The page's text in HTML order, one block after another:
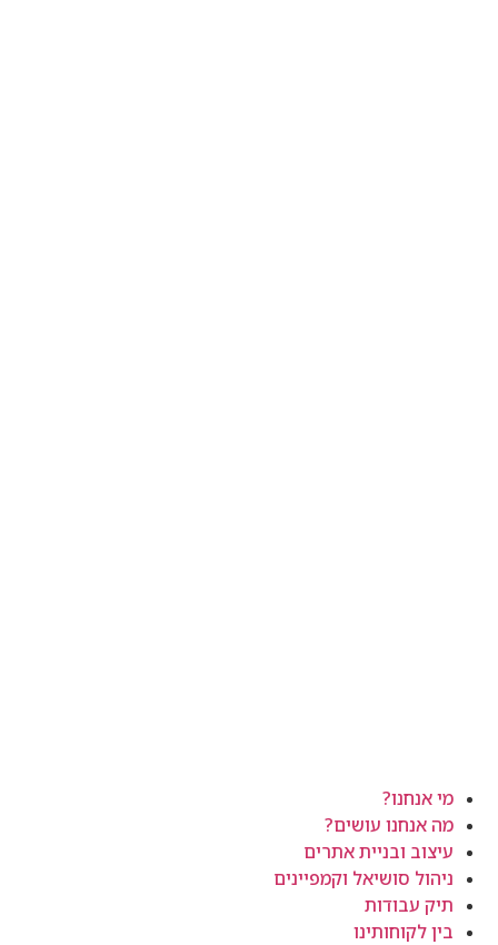
מי אנחנו?
מה אנחנו עושים?
עיצוב ובניית אתרים
ניהול סושיאל וקמפיינים
תיק עבודות
בין לקוחותינו